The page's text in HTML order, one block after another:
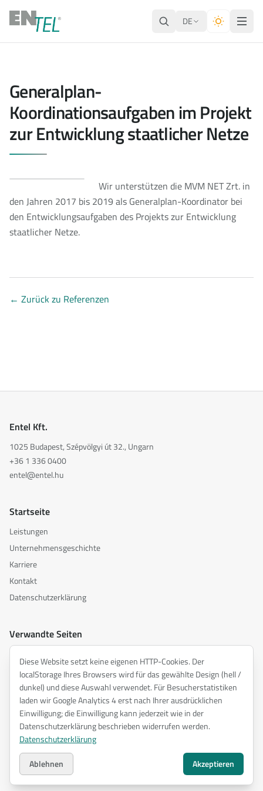
DE
Generalplan-
Koordinationsaufgaben im Projekt
zur Entwicklung staatlicher Netze
Wir unterstützen die MVM NET Zrt. in
den Jahren 2017 bis 2019 als Generalplan-Koordinator bei
den Entwicklungsaufgaben des Projekts zur Entwicklung
staatlicher Netze.
← Zurück zu Referenzen
Entel Kft.
1025 Budapest, Szépvölgyi út 32., Ungarn
+36 1 336 0400
entel@entel.hu
Startseite
Leistungen
Unternehmensgeschichte
Karriere
Kontakt
Datenschutzerklärung
Verwandte Seiten
inspiredacoustics.com
soundy.ai
irat.ai
2026ENTEL Műszaki Fejlesztő Kft. —
Alle Rechte vorbehalten.
Datenschutzerklärung
Diese Website setzt keine eigenen HTTP-Cookies. Der
localStorage Ihres Browsers wird für das gewählte Design (hell /
dunkel) und diese Auswahl verwendet. Für Besucherstatistiken
laden wir Google Analytics 4 erst nach Ihrer ausdrücklichen
Einwilligung; die Einwilligung kann jederzeit wie in der
Datenschutzerklärung beschrieben widerrufen werden.
Datenschutzerklärung
Ablehnen
Akzeptieren